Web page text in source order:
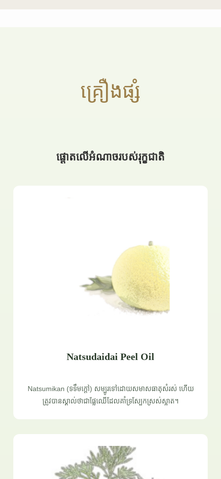
គ្រឿងផ្សំ
ផ្តោតលើអំណាចរបស់រុក្ខជាតិ
Natsudaidai Peel Oil
Natsumikan (ទទឹមក្តៅ) សម្បូរទៅដោយសមាសធាតុសំរស់ ហើយ
ត្រូវបានស្គាល់ថាជាផ្លែឈើដែលគាំទ្រស្បែកស្រស់ស្អាត។